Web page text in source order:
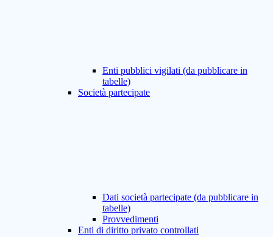
Enti pubblici vigilati (da pubblicare in
tabelle)
Società partecipate
Dati società partecipate (da pubblicare in
tabelle)
Provvedimenti
Enti di diritto privato controllati